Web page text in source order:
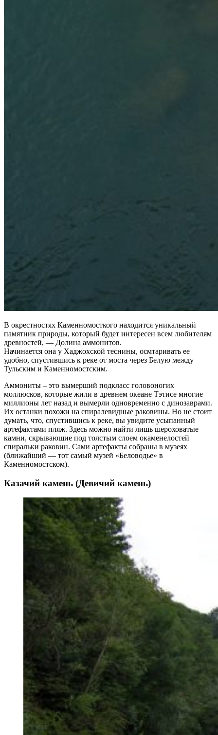
В окрестностях Каменномосткого находится уникальный
памятник природы, который будет интересен всем любителям
древностей, — Долина аммонитов.
Начинается она у Хаджохской теснины, осмтаривать ее
удобно, спустившись к реке от моста через Белую между
Тульским и Каменномостским.
Аммониты – это вымерший подкласс головоногих
моллюсков, которые жили в древнем океане Тэтисе многие
миллионы лет назад и вымерли одновременно с динозаврами.
Их останки похожи на спиралевидные раковины. Но не стоит
думать, что, спустившись к реке, вы увидите усыпанный
артефактами пляж. Здесь можно найти лишь шероховатые
камни, скрывающие под толстым слоем окаменелостей
спиральки раковин. Сами артефакты собраны в музеях
(ближайший — тот самый музей «Беловодье» в
Каменномостском).
Казачий камень (Девичий камень)